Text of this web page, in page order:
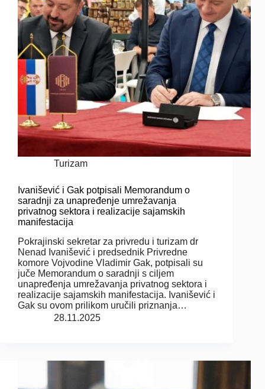
Turizam
Ivanišević i Gak potpisali Memorandum o
saradnji za unapređenje umrežavanja
privatnog sektora i realizacije sajamskih
manifestacija
Pokrajinski sekretar za privredu i turizam dr
Nenad Ivanišević i predsednik Privredne
komore Vojvodine Vladimir Gak, potpisali su
juče Memorandum o saradnji s ciljem
unapređenja umrežavanja privatnog sektora i
realizacije sajamskih manifestacija. Ivanišević i
Gak su ovom prilikom uručili priznanja…
28.11.2025